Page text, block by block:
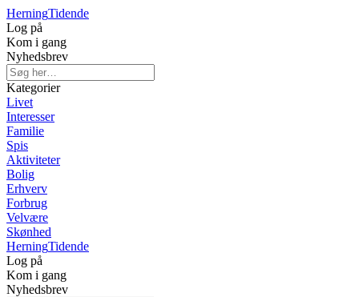
HerningTidende
Log på
Kom i gang
Nyhedsbrev
Kategorier
Livet
Interesser
Familie
Spis
Aktiviteter
Bolig
Erhverv
Forbrug
Velvære
Skønhed
HerningTidende
Log på
Kom i gang
Nyhedsbrev